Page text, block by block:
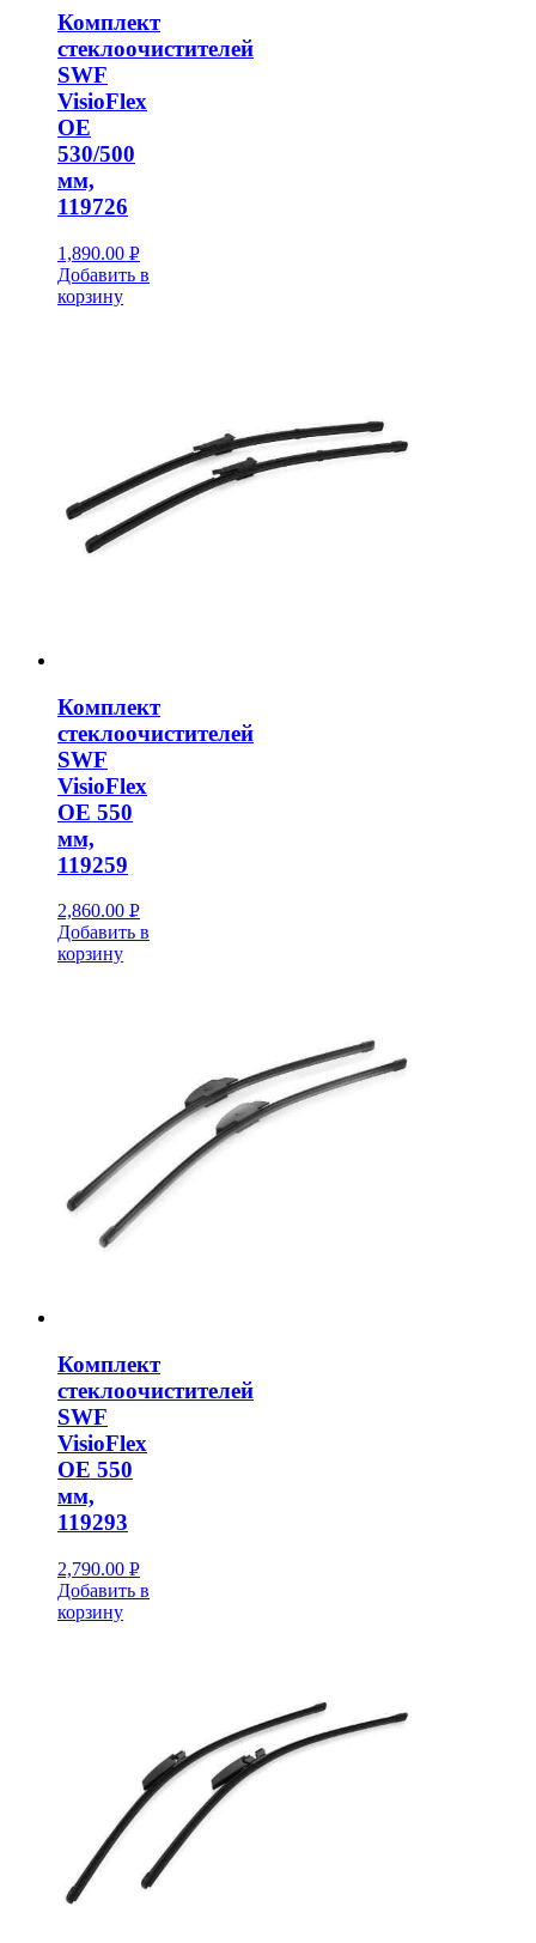
Комплект
стеклоочистителей
SWF
VisioFlex
OE
530/500
мм,
119726
1,890.00 Р
УБ.
Добавить в
корзину
Комплект
стеклоочистителей
SWF
VisioFlex
OE 550
мм,
119259
2,860.00 Р
УБ.
Добавить в
корзину
Комплект
стеклоочистителей
SWF
VisioFlex
OE 550
мм,
119293
2,790.00 Р
УБ.
Добавить в
корзину